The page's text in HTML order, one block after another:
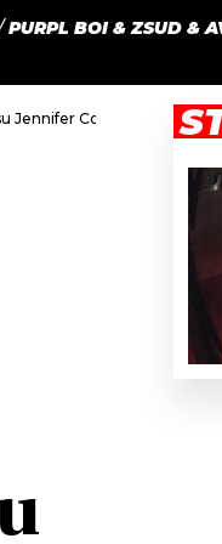
PURPL BOI & ZSUD &
Jennifer Coolidge nestíhá